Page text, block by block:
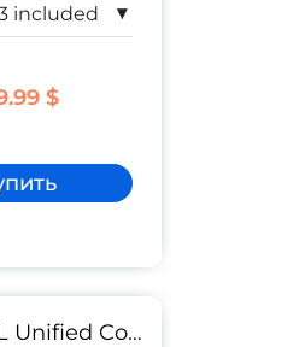
▾
$
Sectigo SSL Unified Communications Certificate OV Wildcard